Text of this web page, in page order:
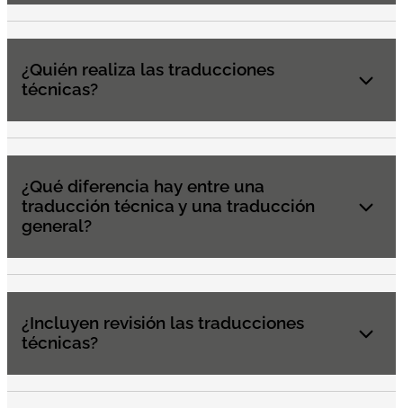
¿Quién realiza las traducciones
técnicas?
¿Qué diferencia hay entre una
traducción técnica y una traducción
general?
¿Incluyen revisión las traducciones
técnicas?